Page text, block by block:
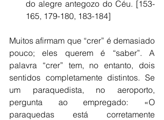
do alegre antegozo do Céu. [153-
165, 179-180, 183-184]
Muitos afirmam que “crer” é demasiado
pouco; eles querem é “saber”. A
palavra “crer” tem, no entanto, dois
sentidos completamente distintos. Se
um paraquedista, no aeroporto,
pergunta ao empregado: «O
paraquedas está corretamente